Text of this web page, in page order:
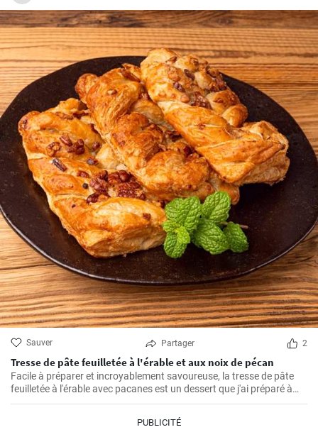
Sauver Partager 2
Tresse de pâte feuilletée à l'érable et aux noix de pécan
Facile à préparer et incroyablement savoureuse, la tresse de pâte
feuilletée à l'érable avec pacanes est un dessert que j'ai préparé à
maintes reprises pour mes proches. Parfumée de caramel, la saveur
amère des pacanes et la légèreté de la pâte feuilletée font qu'il est
PUBLICITÉ